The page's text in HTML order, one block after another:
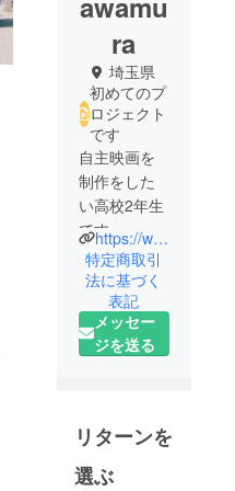
ra
埼玉県
初めてのプ
ロジェクト
です
自主映画を
制作をした
い高校2年生
です。
趣味は、映
画観賞と小
説を読むこ
とで、学校
に行くバス
きです。
夢を叶える
ために、精
https://www.instagram.com/yuu_sawamura2006/
特定商取引
法に基づく
表記
メッセー
ジを送る
リターンを
選ぶ